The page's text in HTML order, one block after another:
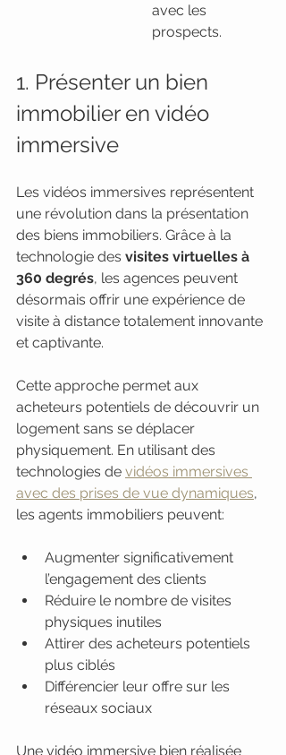
avec les
prospects.
1. Présenter un bien
immobilier en vidéo
immersive
Les vidéos immersives représentent
une révolution dans la présentation
des biens immobiliers. Grâce à la
technologie des visites virtuelles à
360 degrés, les agences peuvent
désormais offrir une expérience de
visite à distance totalement innovante
et captivante.
Cette approche permet aux
acheteurs potentiels de découvrir un
logement sans se déplacer
physiquement. En utilisant des
technologies de vidéos immersives
avec des prises de vue dynamiques,
les agents immobiliers peuvent:
Augmenter significativement
l’engagement des clients
Réduire le nombre de visites
physiques inutiles
Attirer des acheteurs potentiels
plus ciblés
Différencier leur offre sur les
réseaux sociaux
Une vidéo immersive bien réalisée